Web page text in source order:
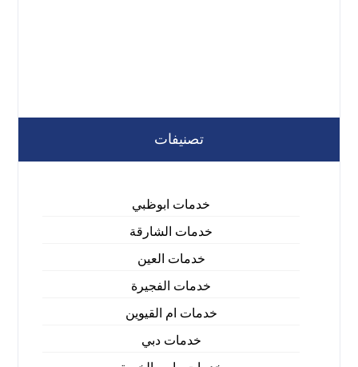
تصنيفات
خدمات ابوظبي
خدمات الشارقة
خدمات العين
خدمات الفجيرة
خدمات ام القيوين
خدمات دبي